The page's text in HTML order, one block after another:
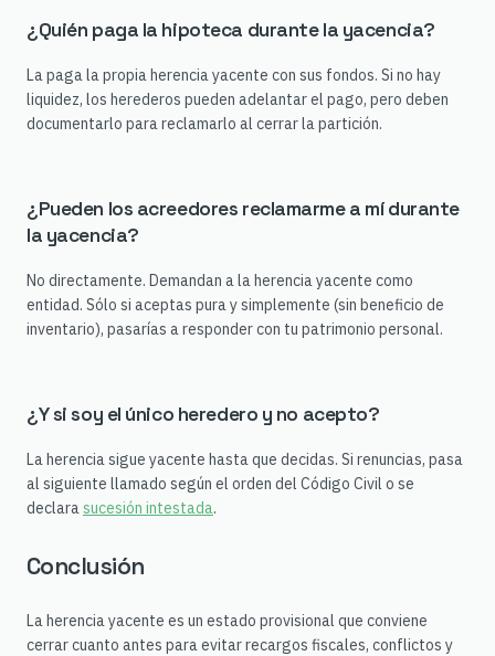
¿Quién paga la hipoteca durante la yacencia?
La paga la propia herencia yacente con sus fondos. Si no hay
liquidez, los herederos pueden adelantar el pago, pero deben
documentarlo para reclamarlo al cerrar la partición.
¿Pueden los acreedores reclamarme a mí durante
la yacencia?
No directamente. Demandan a la herencia yacente como
entidad. Sólo si aceptas pura y simplemente (sin beneficio de
inventario), pasarías a responder con tu patrimonio personal.
¿Y si soy el único heredero y no acepto?
La herencia sigue yacente hasta que decidas. Si renuncias, pasa
al siguiente llamado según el orden del Código Civil o se
declarasucesión intestada.
Conclusión
La herencia yacente es un estado provisional que conviene
cerrar cuanto antes para evitar recargos fiscales, conflictos y